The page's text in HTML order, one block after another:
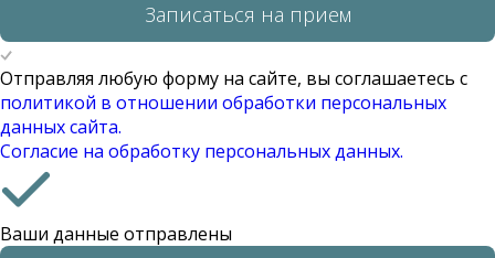
Записаться на прием
Отправляя любую форму на сайте, вы соглашаетесь с
политикой в отношении обработки персональных
данных сайта.
Согласие на обработку персональных данных.
Ваши данные отправлены